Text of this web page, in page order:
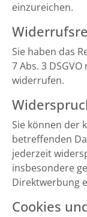
einzureichen.
Sie haben das
7 Abs. 3
widerrufen.
Sie können der
betreffenden
jederzeit
insbesondere
Direktwerbung
Cookies